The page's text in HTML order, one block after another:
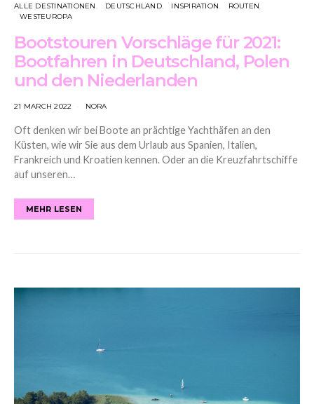
ALLE DESTINATIONEN DEUTSCHLAND INSPIRATION
ROUTEN
WESTEUROPA
Bootstouren Vorschläge für 2021:
Bootfahren in Deutschland, Polen
und den Niederlanden
21 MARCH 2022 NORA
Oft denken wir bei Boote an prächtige Yachthäfen an den
Küsten, wie wir Sie aus dem Urlaub aus Spanien, Italien,
Frankreich und Kroatien kennen. Oder an die Kreuzfahrtschiffe
auf unseren…
MEHR LESEN